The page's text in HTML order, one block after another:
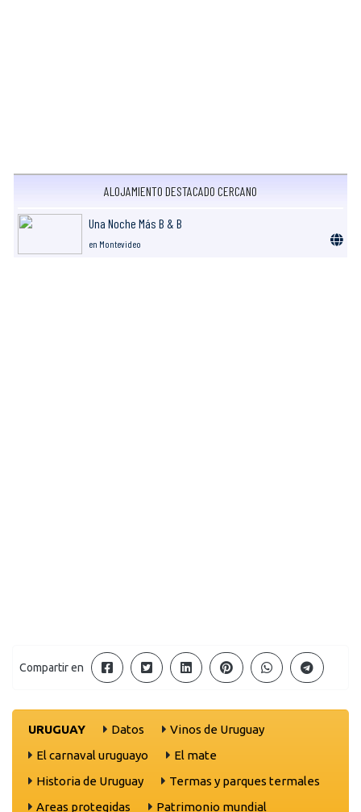
ALOJAMIENTO DESTACADO CERCANO
Una Noche Más B & B
en Montevideo
Compartir en
URUGUAY Datos
Vinos de Uruguay
El carnaval uruguayo
El mate
Historia de Uruguay
Termas y parques termales
Areas protegidas
Patrimonio mundial